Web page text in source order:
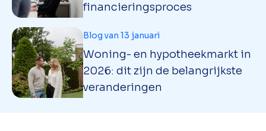
financieringsproces
Woning- en hypotheekmarkt in
2026: dit zijn de belangrijkste
veranderingen
Blog van 13 januari